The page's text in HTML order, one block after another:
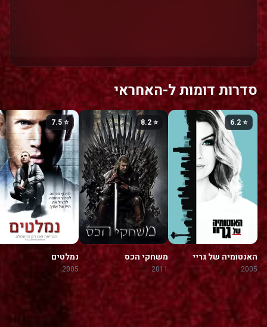
סדרות דומות ל-האחראי
⭐ 6.2
האנטומיה של גריי
2005
⭐ 8.2
משחקי הכס
2011
⭐ 7.5
נמלטים
2005